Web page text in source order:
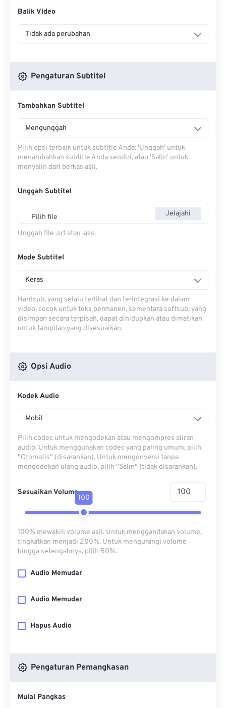
Balik Video
Tidak ada perubahan
Pengaturan Subtitel
Tambahkan Subtitel
Mengunggah
Pilih opsi terbaik untuk subtitle Anda: 'Unggah' untuk
menambahkan subtitle Anda sendiri, atau 'Salin' untuk
menyalin dari berkas asli.
Unggah Subtitel
Pilih file Jelajahi
Unggah file .srt atau .ass.
Mode Subtitel
Keras
Hardsub, yang selalu terlihat dan terintegrasi ke dalam
video, cocok untuk teks permanen, sementara softsub, yang
disimpan secara terpisah, dapat dihidupkan atau dimatikan
untuk tampilan yang disesuaikan.
Opsi Audio
Kodek Audio
Mobil
Pilih codec untuk mengodekan atau mengompres aliran
audio. Untuk menggunakan codec yang paling umum, pilih
"Otomatis" (disarankan). Untuk mengonversi tanpa
mengodekan ulang audio, pilih "Salin" (tidak disarankan).
Sesuaikan Volume
100
100% mewakili volume asli. Untuk menggandakan volume,
tingkatkan menjadi 200%. Untuk mengurangi volume
hingga setengahnya, pilih 50%.
Audio Memudar
Audio Memudar
Hapus Audio
Pengaturan Pemangkasan
Mulai Pangkas